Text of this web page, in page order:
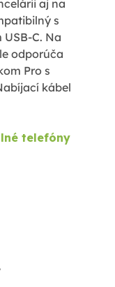
aj na
s
C. Na
odporúča
Pro s
kábel
telefóny